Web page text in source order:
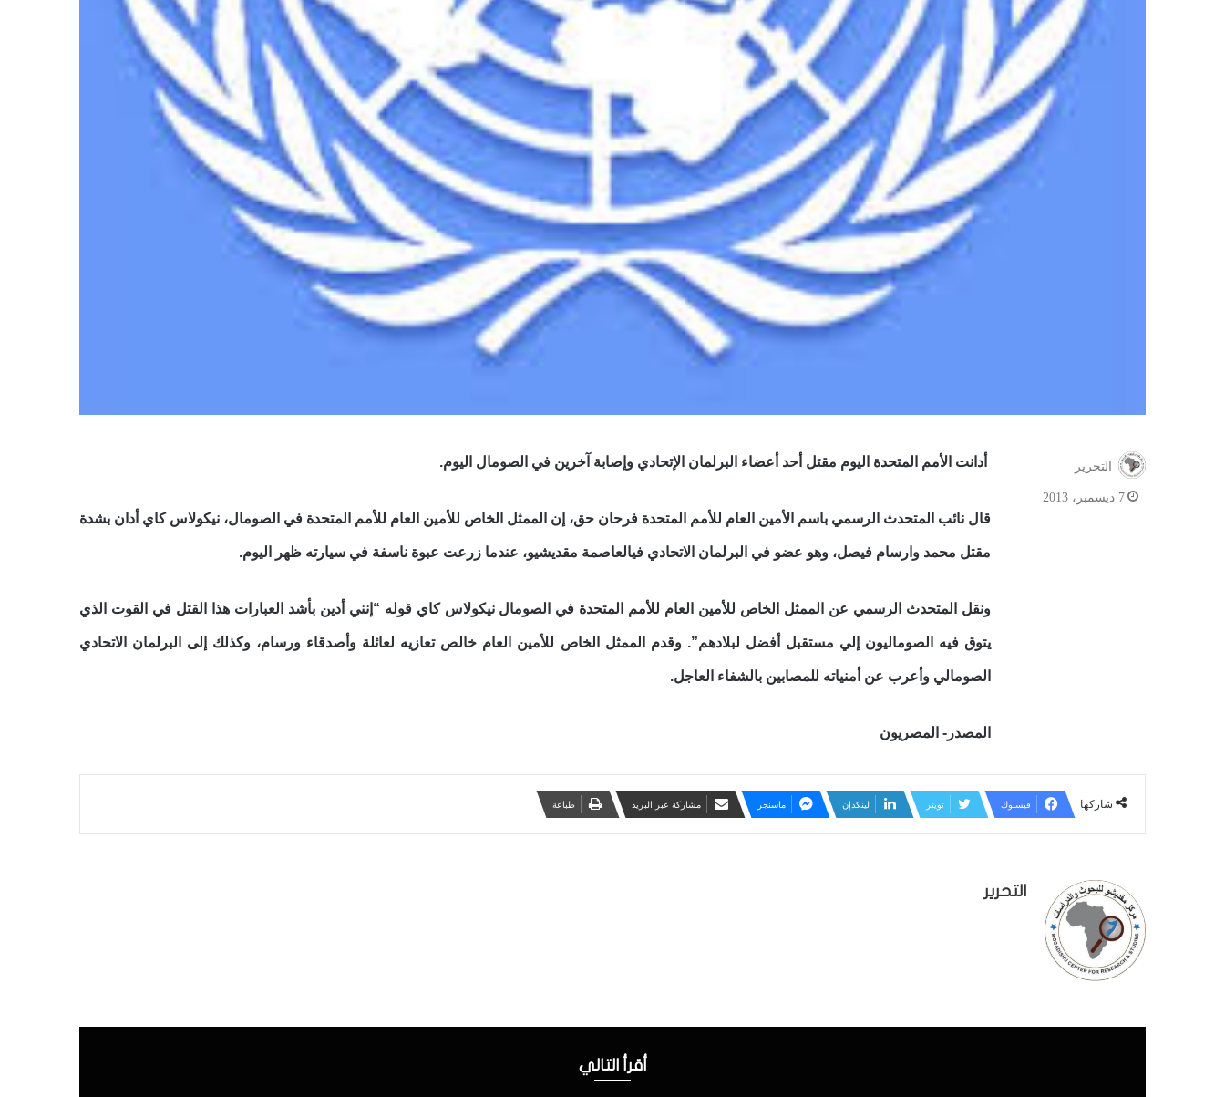
أدانت الأمم المتحدة اليوم مقتل أحد أعضاء البرلمان الإتحادي وإصابة آخرين في الصومال اليوم.
قال نائب المتحدث الرسمي باسم الأمين العام للأمم المتحدة فرحان حق، إن الممثل الخاص للأمين العام للأمم المتحدة في الصومال، نيكولاس كاي أدان بشدة
مقتل محمد وارسام فيصل، وهو عضو في البرلمان الاتحادي فيالعاصمة مقديشيو، عندما زرعت عبوة ناسفة في سيارته ظهر اليوم.
ونقل المتحدث الرسمي عن الممثل الخاص للأمين العام للأمم المتحدة في الصومال نيكولاس كاي قوله “إنني أدين بأشد العبارات هذا القتل في القوت الذي
يتوق فيه الصوماليون إلي مستقبل أفضل لبلادهم”. وقدم الممثل الخاص للأمين العام خالص تعازيه لعائلة وأصدقاء ورسام، وكذلك إلى البرلمان الاتحادي
الصومالي وأعرب عن أمنياته للمصابين بالشفاء العاجل.
المصدر- المصريون
التحرير
7 ديسمبر، 2013
شاركها فيسبوك تويتر لينكدإن ماسنجر مشاركة عبر البريد طباعة
التحرير
أقرأ التالي